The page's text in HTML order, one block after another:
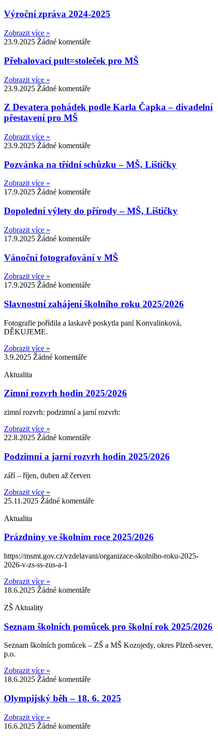
Výroční zpráva 2024-2025
Zobrazit více »
23.9.2025 Žádné komentáře
Přebalovací pult=stoleček pro MŠ
Zobrazit více »
23.9.2025 Žádné komentáře
Z Devatera pohádek podle Karla Čapka – divadelní
přestavení pro MŠ
Zobrazit více »
23.9.2025 Žádné komentáře
Pozvánka na třídní schůzku – MŠ, Lištičky
Zobrazit více »
17.9.2025 Žádné komentáře
Dopolední výlety do přírody – MŠ, Lištičky
Zobrazit více »
17.9.2025 Žádné komentáře
Vánoční fotografování v MŠ
Zobrazit více »
17.9.2025 Žádné komentáře
Slavnostní zahájení školního roku 2025/2026
Fotografie pořídila a laskavě poskytla paní Konvalinková,
DĚKUJEME.
Zobrazit více »
3.9.2025 Žádné komentáře
Aktualita
Zimní rozvrh hodin 2025/2026
zimní rozvrh: podzimní a jarní rozvrh:
Zobrazit více »
22.8.2025 Žádné komentáře
Podzimní a jarní rozvrh hodin 2025/2026
září – říjen, duben až červen
Zobrazit více »
25.11.2025 Žádné komentáře
Aktualita
Prázdniny ve školním roce 2025/2026
https://msmt.gov.cz/vzdelavani/organizace-skolniho-roku-2025-
2026-v-zs-ss-zus-a-1
Zobrazit více »
18.6.2025 Žádné komentáře
ZŠ Aktuality
Seznam školních pomůcek pro školní rok 2025/2026
Seznam školních pomůcek – ZŠ a MŠ Kozojedy, okres Plzeň-sever,
p.o.
Zobrazit více »
18.6.2025 Žádné komentáře
Olympijský běh – 18. 6. 2025
Zobrazit více »
16.6.2025 Žádné komentáře